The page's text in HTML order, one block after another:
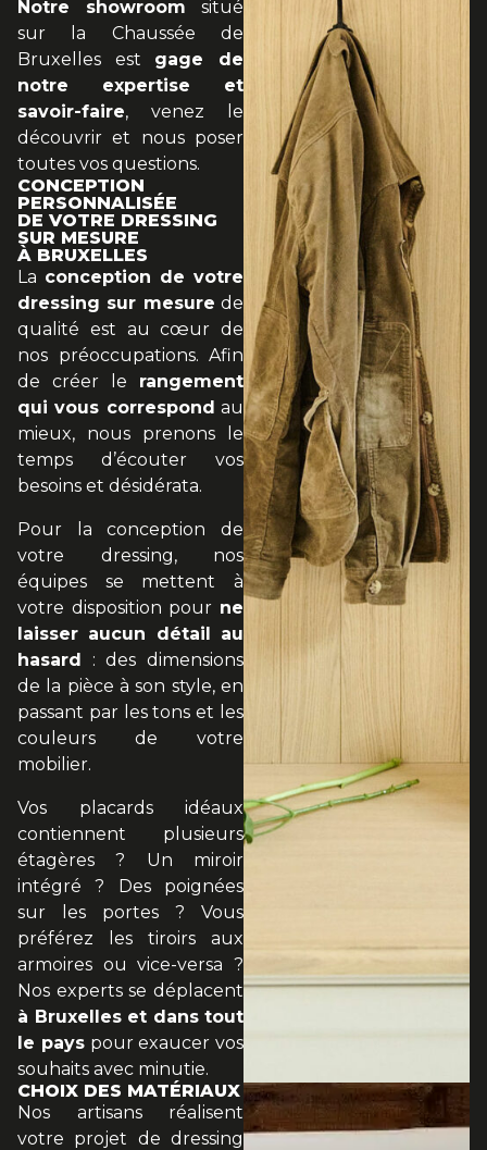
Notre showroom situé
sur la Chaussée de
Bruxelles est gage de
notre expertise et
savoir-faire, venez le
découvrir et nous poser
toutes vos questions.
CONCEPTION
PERSONNALISÉE
DE VOTRE DRESSING
SUR MESURE
À BRUXELLES
La conception de votre
dressing sur mesure de
qualité est au cœur de
nos préoccupations. Afin
de créer le rangement
qui vous correspond au
mieux, nous prenons le
temps d’écouter vos
besoins et désidérata.
Pour la conception de
votre dressing, nos
équipes se mettent à
votre disposition pour ne
laisser aucun détail au
hasard : des dimensions
de la pièce à son style, en
passant par les tons et les
couleurs de votre
mobilier.
Vos placards idéaux
contiennent plusieurs
étagères ? Un miroir
intégré ? Des poignées
sur les portes ? Vous
préférez les tiroirs aux
armoires ou vice-versa ?
Nos experts se déplacent
à Bruxelles et dans tout
le payspour exaucer vos
souhaits avec minutie.
CHOIX DES MATÉRIAUX
Nos artisans réalisent
votre projet de dressing